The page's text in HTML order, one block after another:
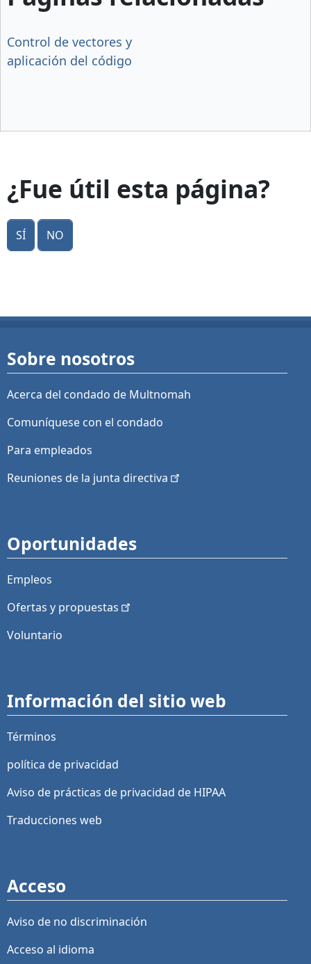
Control de vectores y
aplicación del código
¿Fue útil esta página?
Sí No
Sobre nosotros
Acerca del condado de Multnomah
Comuníquese con el condado
Para empleados
Reuniones de la junta directiva
Oportunidades
Empleos
Ofertas y propuestas
Voluntario
Información del sitio web
Términos
política de privacidad
Aviso de prácticas de privacidad de HIPAA
Traducciones web
Acceso
Aviso de no discriminación
Acceso al idioma